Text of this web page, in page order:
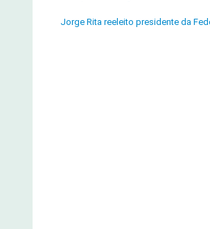
Jorge Rita reeleito presidente da